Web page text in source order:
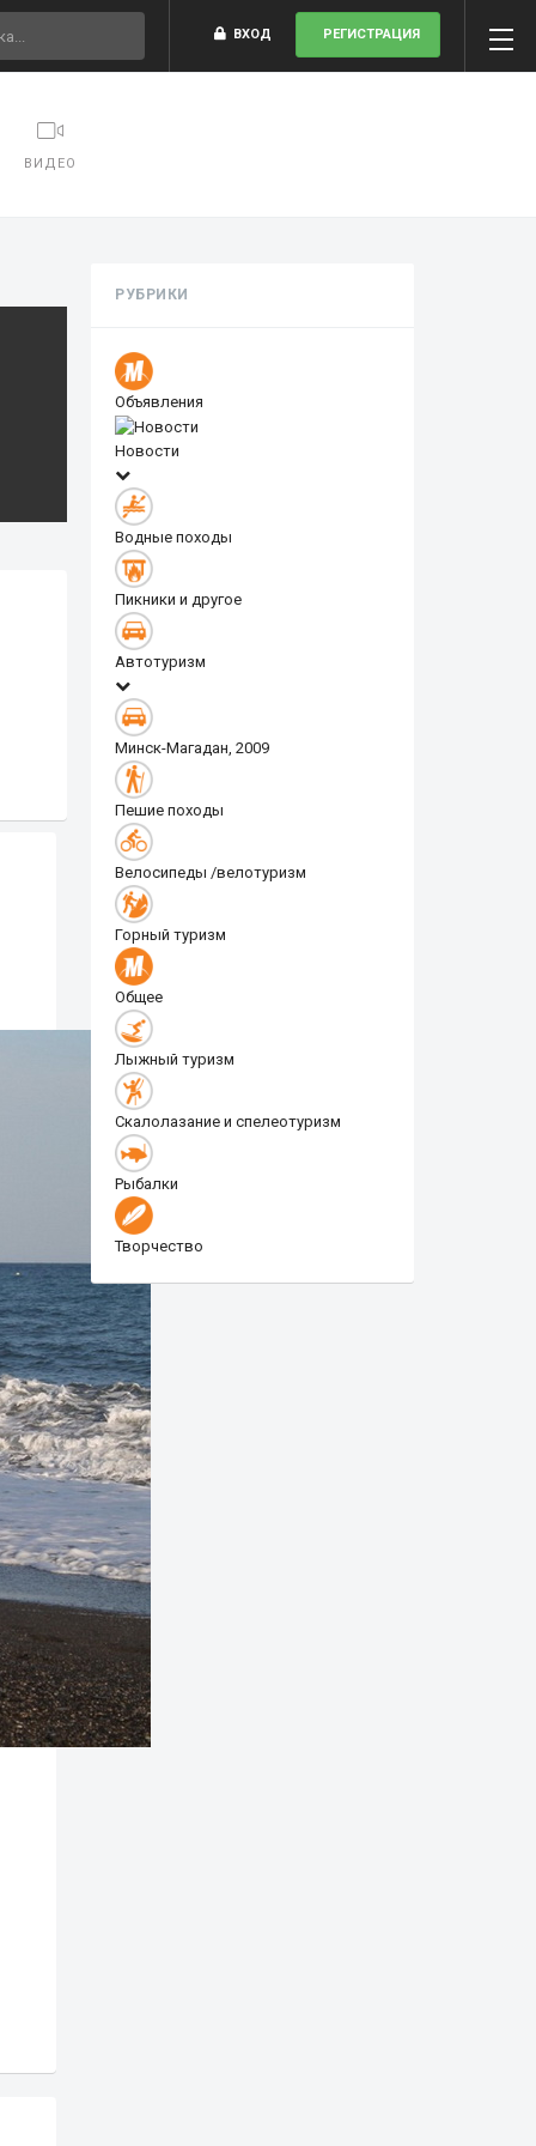
ВХОД РЕГИСТРАЦИЯ
ВИДЕО
РУБРИКИ
Объявления
Новости
Водные походы
Пикники и другое
Автотуризм
Минск-Магадан, 2009
Пешие походы
Велосипеды /велотуризм
Горный туризм
Общее
Лыжный туризм
Скалолазание и спелеотуризм
Рыбалки
Творчество